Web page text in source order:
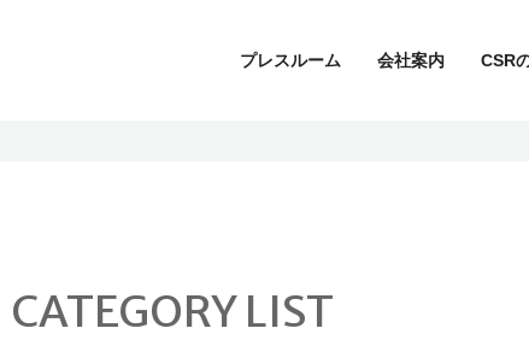
プレスルーム 会社案内 CSR
CSRの取り組み
CATEGORY LIST